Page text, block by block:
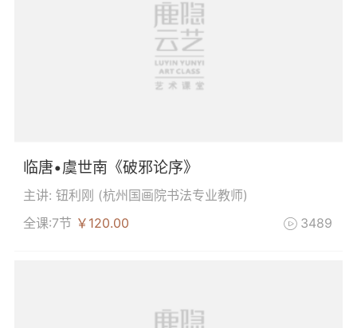
临唐•虞世南《破邪论序》
主讲: 钮利刚 (杭州国画院书法专业教师)
全课:7节 ￥120.00  3489